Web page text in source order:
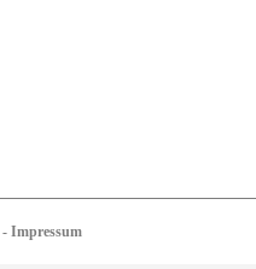
- Impressum